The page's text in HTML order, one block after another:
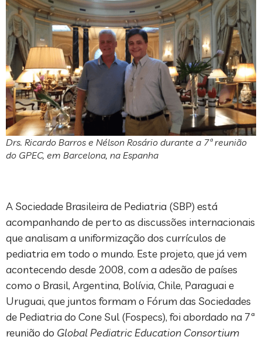
Drs. Ricardo Barros e Nélson Rosário durante a 7ª reunião
do GPEC, em Barcelona, na Espanha
A Sociedade Brasileira de Pediatria (SBP) está
acompanhando de perto as discussões internacionais
que analisam a uniformização dos currículos de
pediatria em todo o mundo. Este projeto, que já vem
acontecendo desde 2008, com a adesão de países
como o Brasil, Argentina, Bolívia, Chile, Paraguai e
Uruguai, que juntos formam o Fórum das Sociedades
de Pediatria do Cone Sul (Fospecs), foi abordado na 7ª
reunião do Global Pediatric Education Consortium